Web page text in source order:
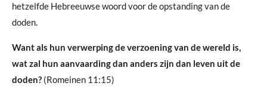
hetzelfde Hebreeuwse woord voor de opstanding van de
doden.
Want als hun verwerping de verzoening van de wereld is,
wat zal hun aanvaarding dan anders zijn dan leven uit de
doden? (Romeinen 11:15)